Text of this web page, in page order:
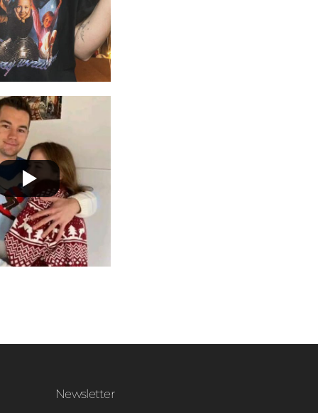
Newsletter